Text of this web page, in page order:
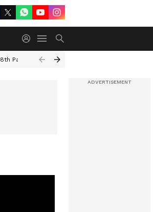
8th Pay Commission